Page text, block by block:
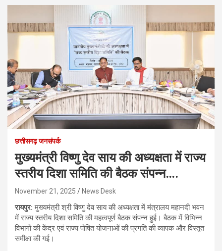
छत्तीसगढ़ जनसंपर्क
मुख्यमंत्री विष्णु देव साय की अध्यक्षता में राज्य
स्तरीय दिशा समिति की बैठक संपन्न….
November 21, 2025 News Desk
रायपुर:मुख्यमंत्री श्री विष्णु देव साय की अध्यक्षता में मंत्रालय महानदी भवन
में राज्य स्तरीय दिशा समिति की महत्वपूर्ण बैठक संपन्न हुई। बैठक में विभिन्न
विभागों की केंद्र एवं राज्य पोषित योजनाओं की प्रगति की व्यापक और विस्तृत
समीक्षा की गई।